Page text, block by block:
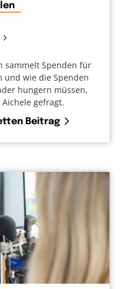
sammelt Spenden für
und wie die Spenden
hungern müssen,
gefragt.
Beitrag